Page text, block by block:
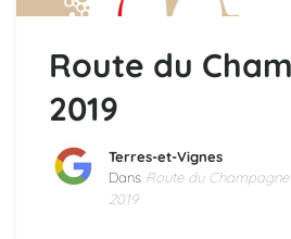
Route du
2019
Terres-et-Vignes
Dans Route du Champagne
2019